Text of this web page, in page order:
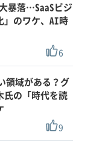
暴落…SaaSビジ
」のワケ、AI時
6
領域がある？グ
氏の「時代を読
9